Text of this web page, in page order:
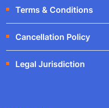
Terms & Conditions
Cancellation Policy
Legal Jurisdiction